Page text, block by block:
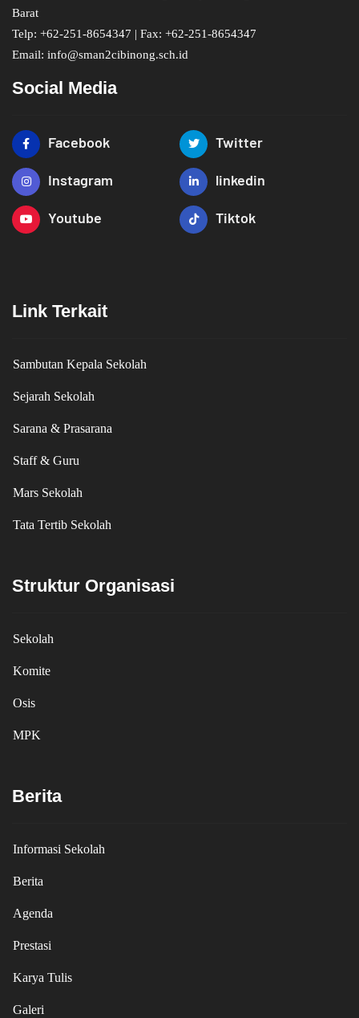
Barat
Telp: +62-251-8654347 | Fax: +62-251-8654347
Email: info@sman2cibinong.sch.id
Social Media
Facebook Twitter
Instagram linkedin
Youtube Tiktok
Link Terkait
Sambutan Kepala Sekolah
Sejarah Sekolah
Sarana & Prasarana
Staff & Guru
Mars Sekolah
Tata Tertib Sekolah
Struktur Organisasi
Sekolah
Komite
Osis
MPK
Berita
Informasi Sekolah
Berita
Agenda
Prestasi
Karya Tulis
Galeri